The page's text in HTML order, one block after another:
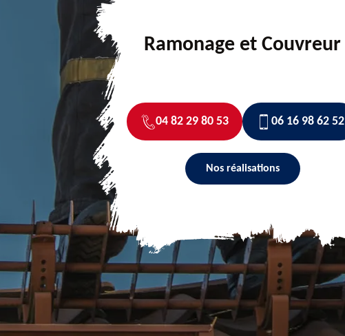
Ramonage et Couvreur
04 82 29 80 53 06 16 98 62 52
Nos réalisations